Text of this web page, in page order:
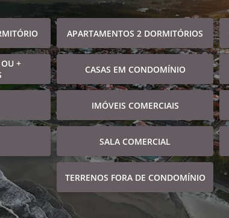
APARTAMENTOS 2 DORMITÓRIOS
+
CASAS EM CONDOMÍNIO
IMÓVEIS COMERCIAIS
SALA COMERCIAL
TERRENOS FORA DE CONDOMÍNIO